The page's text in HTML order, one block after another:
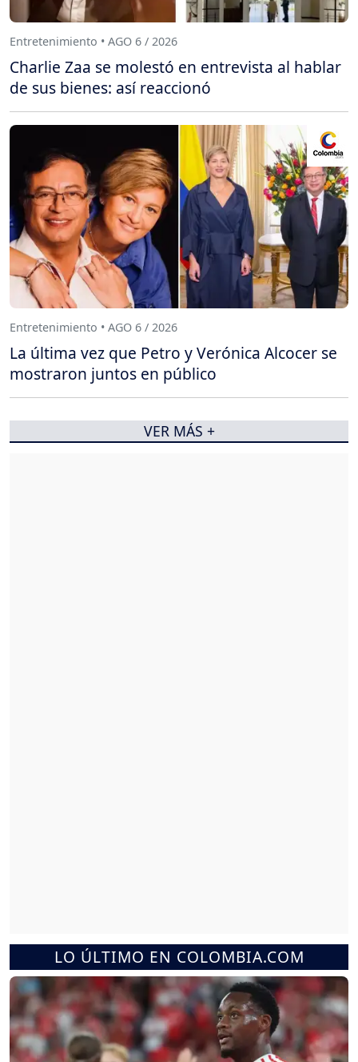
LO ÚLTIMO EN COLOMBIA.COM
Entretenimiento • AGO 6 / 2026
Charlie Zaa se molestó en entrevista al hablar
de sus bienes: así reaccionó
Entretenimiento • AGO 6 / 2026
La última vez que Petro y Verónica Alcocer se
mostraron juntos en público
VER MÁS +